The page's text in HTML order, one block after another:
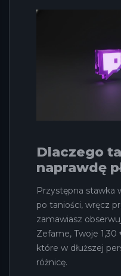
Dlaczego
naprawdę
Przystępna stawka
po taniości, wręcz
zamawiasz
Zefame, Twoje 1,30
które w dłuższej
różnicę.